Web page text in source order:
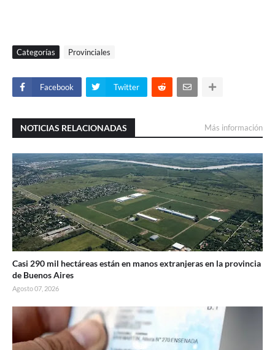
Categorías Provinciales
Facebook Twitter
NOTICIAS RELACIONADAS Más información
Casi 290 mil hectáreas están en manos extranjeras en la provincia
de Buenos Aires
Agosto 07, 2026